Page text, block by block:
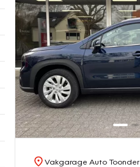
Vakgarage Auto Toonder